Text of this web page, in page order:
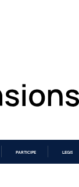
PARTICIPE